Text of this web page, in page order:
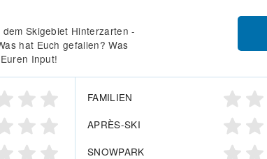
Skigebiet Hinterzarten -
hat Euch gefallen? Was
Input!
FAMILIEN
APRÈS-SKI
SNOWPARK